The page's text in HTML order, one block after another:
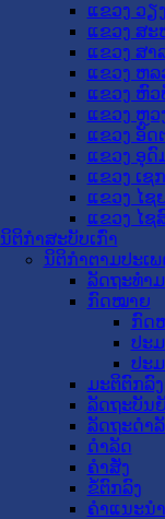
ແຂວງ ວຽ
ແຂວງ ສະ
ແຂວງ ສາ
ແຂວງ ຫລ
ແຂວງ ຫົວ
ແຂວງ ຫຼວ
ແຂວງ ອັດ
ແຂວງ ອຸດົ
ແຂວງ ເຊ
ແຂວງ ໄຊ
ແຂວງ ໄຊ
ນິຕິກໍາສະບັບເກົ່າ
ນິຕິກຳຕາມປະເພ
ລັດຖະທໍາ
ກົດໝາຍ
ກົດ
ປະ
ປະ
ມະຕິຕົກລົງ
ລັດຖະບັນ
ລັດຖະດໍາ
ດໍາລັດ
ຄໍາສັ່ງ
ຂໍ້ຕົກລົງ
ຄໍາແນະນໍາ